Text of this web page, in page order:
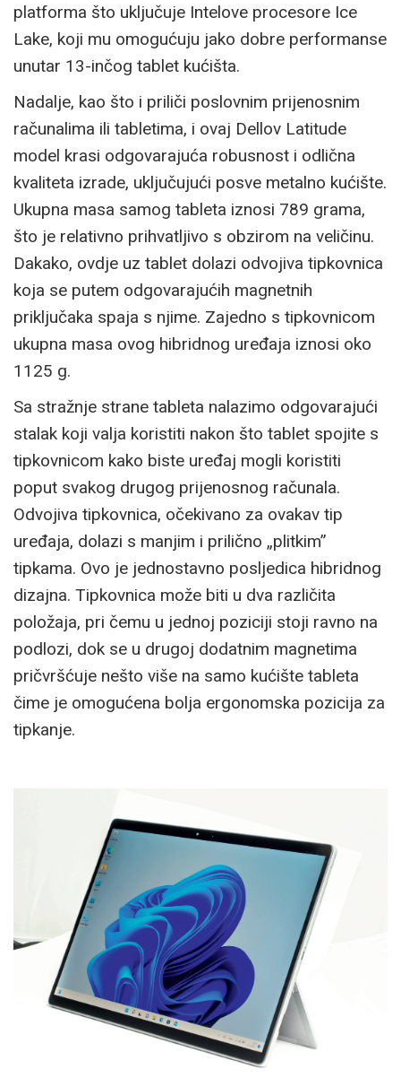
platforma što uključuje Intelove procesore Ice
Lake, koji mu omogućuju jako dobre performanse
unutar 13-inčog tablet kućišta.
Nadalje, kao što i priliči poslovnim prijenosnim
računalima ili tabletima, i ovaj Dellov Latitude
model krasi odgovarajuća robusnost i odlična
kvaliteta izrade, uključujući posve metalno kućište.
Ukupna masa samog tableta iznosi 789 grama,
što je relativno prihvatljivo s obzirom na veličinu.
Dakako, ovdje uz tablet dolazi odvojiva tipkovnica
koja se putem odgovarajućih magnetnih
priključaka spaja s njime. Zajedno s tipkovnicom
ukupna masa ovog hibridnog uređaja iznosi oko
1125 g.
Sa stražnje strane tableta nalazimo odgovarajući
stalak koji valja koristiti nakon što tablet spojite s
tipkovnicom kako biste uređaj mogli koristiti
poput svakog drugog prijenosnog računala.
Odvojiva tipkovnica, očekivano za ovakav tip
uređaja, dolazi s manjim i prilično „plitkim”
tipkama. Ovo je jednostavno posljedica hibridnog
dizajna. Tipkovnica može biti u dva različita
položaja, pri čemu u jednoj poziciji stoji ravno na
podlozi, dok se u drugoj dodatnim magnetima
pričvršćuje nešto više na samo kućište tableta
čime je omogućena bolja ergonomska pozicija za
tipkanje.